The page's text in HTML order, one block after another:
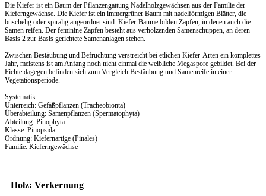
Die Kiefer ist ein Baum der Pflanzengattung Nadelholzgewächsen aus der Familie der
Kieferngewächse. Die Kiefer ist ein immergrüner Baum mit nadelförmigen Blätter, die
büschelig oder spiralig angeordnet sind. Kiefer-Bäume bilden Zapfen, in denen auch die
Samen reifen. Der feminine Zapfen besteht aus verholzenden Samenschuppen, an deren
Basis 2 zur Basis gerichtete Samenanlagen stehen.
Zwischen Bestäubung und Befruchtung verstreicht bei etlichen Kiefer-Arten ein komplettes
Jahr, meistens ist am Anfang noch nicht einmal die weibliche Megaspore gebildet. Bei der
Fichte dagegen befinden sich zum Vergleich Bestäubung und Samenreife in einer
Vegetationsperiode.
Systematik
Unterreich: Gefäßpflanzen (Tracheobionta)
Überabteilung: Samenpflanzen (Spermatophyta)
Abteilung: Pinophyta
Klasse: Pinopsida
Ordnung: Kiefernartige (Pinales)
Familie: Kieferngewächse
Holz: Verkernung